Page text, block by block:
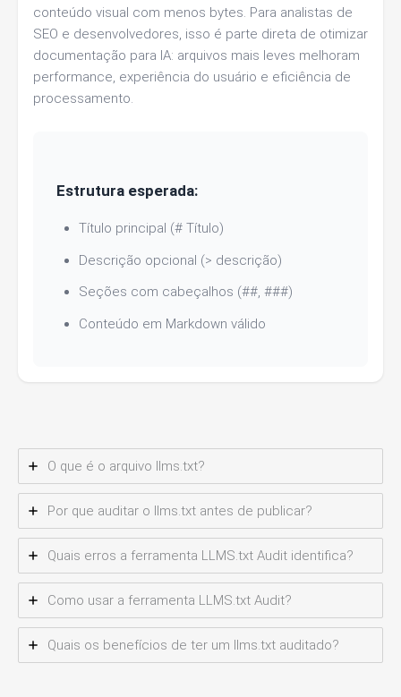
conteúdo visual com menos bytes. Para analistas de
SEO e desenvolvedores, isso é parte direta de otimizar
documentação para IA: arquivos mais leves melhoram
performance, experiência do usuário e eficiência de
processamento.
Estrutura esperada:
Título principal (# Título)
Descrição opcional (> descrição)
Seções com cabeçalhos (##, ###)
Conteúdo em Markdown válido
O que é o arquivo llms.txt?
Por que auditar o llms.txt antes de publicar?
Quais erros a ferramenta LLMS.txt Audit identifica?
Como usar a ferramenta LLMS.txt Audit?
Quais os benefícios de ter um llms.txt auditado?